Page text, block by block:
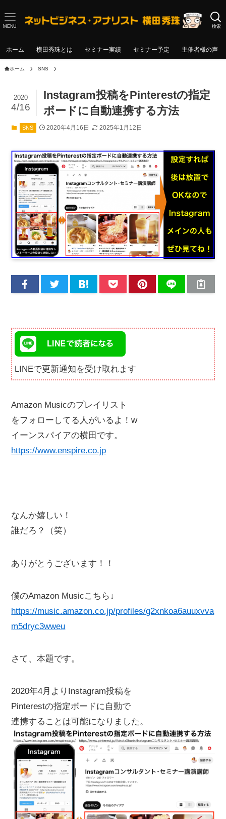
検索
MENU
ホーム 横田秀珠とは セミナー実績 セミナー予定 主催者様の声
ホーム SNS
Instagram投稿をPinterestの指定
ボードに自動連携する方法
2020
4/16
SNS 2020年4月16日 2025年1月12日
LINEで更新通知を受け取れます
Amazon Musicのプレイリスト
をフォローしてる人がいるよ！w
イーンスパイアの横田です。
https://www.enspire.co.jp
なんか嬉しい！
誰だろ？（笑）
ありがとうございます！！
僕のAmazon Musicこちら↓
https://music.amazon.co.jp/profiles/g2xnkoa6auuxvva
m5dryc3wweu
さて、本題です。
2020年4月よりInstagram投稿を
Pinterestの指定ボードに自動で
連携することは可能になりました。